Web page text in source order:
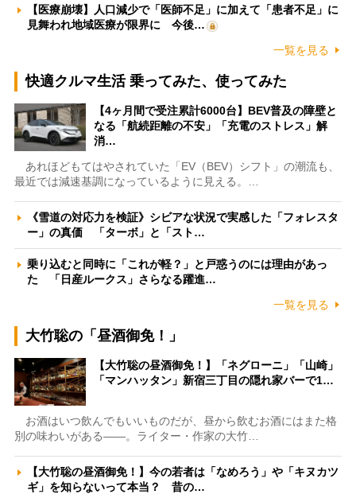
【医療崩壊】人口減少で「医師不足」に加えて「患者不足」に
見舞われ地域医療が限界に 今後…
一覧を見る
快適クルマ生活 乗ってみた、使ってみた
【4ヶ月間で受注累計6000台】BEV普及の障壁と
なる「航続距離の不安」「充電のストレス」解
消…
あれほどもてはやされていた「EV（BEV）シフト」の潮流も、
最近では減速基調になっているように見える。…
《雪道の対応力を検証》シビアな状況で実感した「フォレスタ
ー」の真価 「ターボ」と「スト…
乗り込むと同時に「これが軽？」と戸惑うのには理由があっ
た 「日産ルークス」さらなる躍進…
一覧を見る
大竹聡の「昼酒御免！」
【大竹聡の昼酒御免！】「ネグローニ」「山崎」
「マンハッタン」新宿三丁目の隠れ家バーで1…
お酒はいつ飲んでもいいものだが、昼から飲むお酒にはまた格
別の味わいがある――。ライター・作家の大竹…
【大竹聡の昼酒御免！】今の若者は「なめろう」や「キヌカツ
ギ」を知らないって本当？ 昔の…